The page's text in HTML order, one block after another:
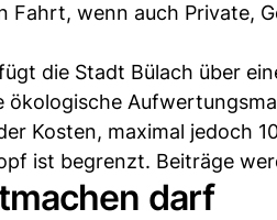
Fahrt, wenn auch Private,
die Stadt Bülach über
ökologische
Kosten, maximal jedoch
ist begrenzt. Beiträge
darf